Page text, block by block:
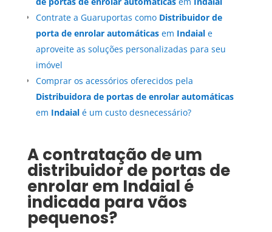
Contrate a Guaruportas como Distribuidor de
porta de enrolar automáticasem Indaiale
aproveite as soluções personalizadas para seu
imóvel
Comprar os acessórios oferecidos pela
Distribuidora de portas de enrolar automáticas
em Indaialé um custo desnecessário?
A contratação de um
distribuidor de portas de
enrolar em Indaial é
indicada para vãos
pequenos?